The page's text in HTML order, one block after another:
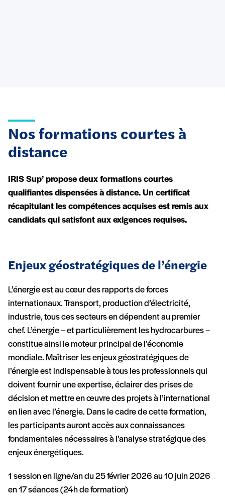
Nos formations courtes à
distance
IRIS Sup’ propose deux formations courtes
qualifiantes dispensées à distance. Un certificat
récapitulant les compétences acquises est remis aux
candidats qui satisfont aux exigences requises.
Enjeux géostratégiques de l’énergie
L’énergie est au cœur des rapports de forces
internationaux. Transport, production d’électricité,
industrie, tous ces secteurs en dépendent au premier
chef. L’énergie – et particulièrement les hydrocarbures –
constitue ainsi le moteur principal de l’économie
mondiale. Maîtriser les enjeux géostratégiques de
l’énergie est indispensable à tous les professionnels qui
doivent fournir une expertise, éclairer des prises de
décision et mettre en œuvre des projets à l’international
en lien avec l’énergie. Dans le cadre de cette formation,
les participants auront accès aux connaissances
fondamentales nécessaires à l’analyse stratégique des
enjeux énergétiques.
1 session en ligne/an du 25 février 2026 au 10 juin 2026
en 17 séances (24h de formation)